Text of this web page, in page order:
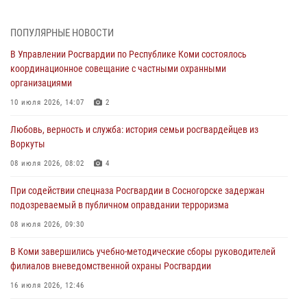
В Санкт-Петербурге прошел окружной этап ежегодного
Всероссийского конкурса профессионального мастерства среди
сотрудников вневедомственной охраны Росгвардии
В Сыктывкаре росгвардейцы приняли участие в молебне в рамках
Дня Крещения Руси и Дня святого равноапостольного князя
28 июля 2026, 13:32 8
В Коми за неделю росгвардейцами выявлено более 10
деятельности
26 июля 2026, 06:48
ПОПУЛЯРНЫЕ НОВОСТИ
В Управлении Росгвардии по Республике Коми состоялось
координационное совещание с частными охранными
организациями
10 июля 2026, 14:07 2
Любовь, верность и служба: история семьи росгвардейцев из
Воркуты
08 июля 2026, 08:02 4
При содействии спецназа Росгвардии в Сосногорске задержан
подозреваемый в публичном оправдании терроризма
08 июля 2026, 09:30
В Коми завершились учебно-методические сборы руководителей
филиалов вневедомственной охраны Росгвардии
16 июля 2026, 12:46